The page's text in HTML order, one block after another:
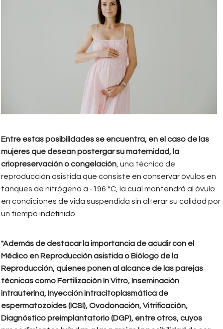
Entre estas posibilidades se encuentra, en el caso de las
mujeres que desean postergar su maternidad, la
criopreservación o congelación , una técnica de
reproducción asistida que consiste en conservar óvulos en
tanques de nitrógeno a -196 °C, la cual mantendrá al óvulo
en condiciones de vida suspendida sin alterar su calidad por
un tiempo indefinido.
"Además de destacar la importancia de acudir con el
Médico en Reproducción asistida o Biólogo de la
Reproducción, quienes ponen al alcance de las parejas
técnicas como Fertilización In Vitro, Inseminación
intrauterina, Inyección intracitoplasmática de
espermatozoides (ICSI), Ovodonación, Vitrificación,
Diagnóstico preimplantatorio (DGP), entre otros, cuyos